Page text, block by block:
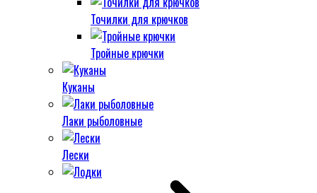
Точилки для крючков
Тройные крючки
Куканы
Лаки рыболовные
Лески